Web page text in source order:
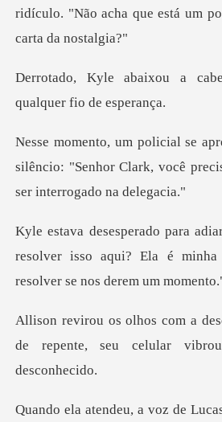
ridículo. "Não
q
silêncio: "Senhor Clark, você
resolver isso aqui? Ela é minha
de repente, seu cel